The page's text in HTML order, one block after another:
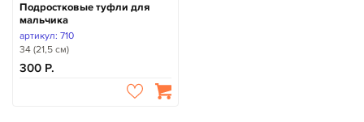
Подростковые туфли для
мальчика
артикул: 710
34 (21,5 см)
300